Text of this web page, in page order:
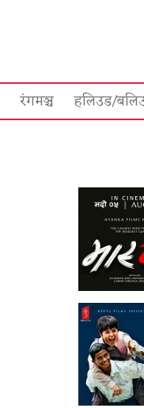
रंगमञ्च हलिउड/